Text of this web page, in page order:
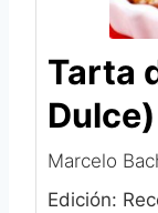
Tarta
Dulce)
Marcelo
Edición: